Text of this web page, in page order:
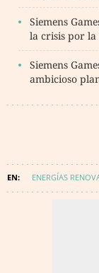
Siemens
la crisis por la
Siemens
ambicioso
ENERGÍAS